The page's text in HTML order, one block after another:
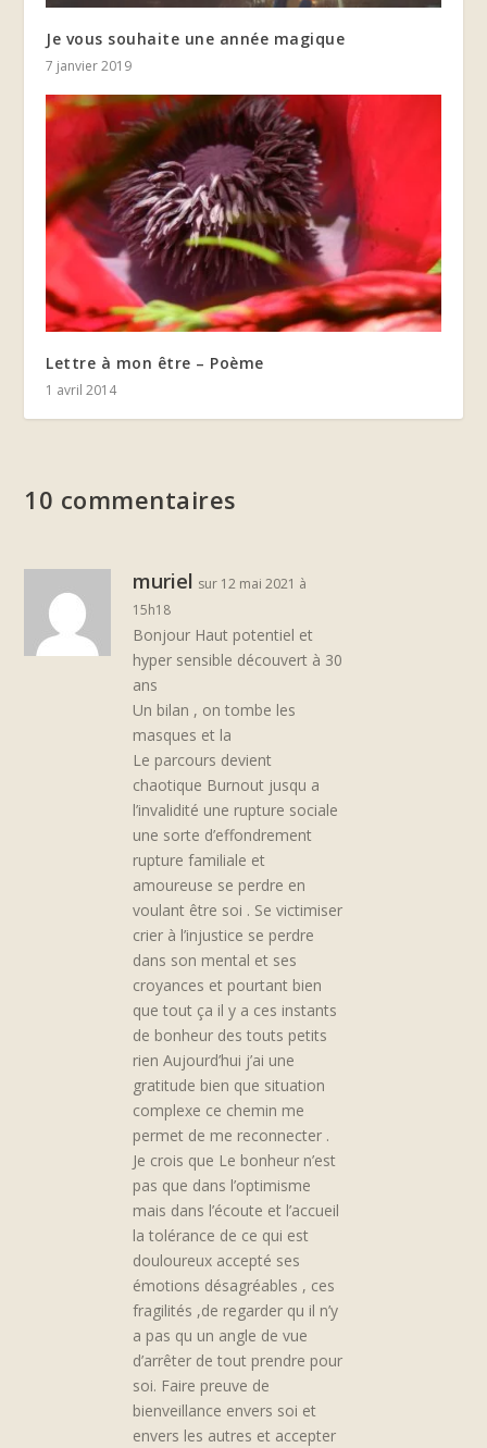
Je vous souhaite une année magique
7 janvier 2019
Lettre à mon être – Poème
1 avril 2014
10 commentaires
muriel sur 12 mai 2021 à
15h18
Bonjour Haut potentiel et
hyper sensible découvert à 30
ans
Un bilan , on tombe les
masques et la
Le parcours devient
chaotique Burnout jusqu a
l’invalidité une rupture sociale
une sorte d’effondrement
rupture familiale et
amoureuse se perdre en
voulant être soi . Se victimiser
crier à l’injustice se perdre
dans son mental et ses
croyances et pourtant bien
que tout ça il y a ces instants
de bonheur des touts petits
rien Aujourd’hui j’ai une
gratitude bien que situation
complexe ce chemin me
permet de me reconnecter .
Je crois que Le bonheur n’est
pas que dans l’optimisme
mais dans l’écoute et l’accueil
la tolérance de ce qui est
douloureux accepté ses
émotions désagréables , ces
fragilités ,de regarder qu il n’y
a pas qu un angle de vue
d’arrêter de tout prendre pour
soi. Faire preuve de
bienveillance envers soi et
envers les autres et accepter